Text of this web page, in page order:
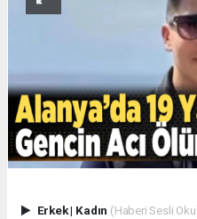
Erkek| Kadın (Haberi Sesli